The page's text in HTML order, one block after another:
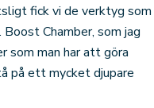
fick vi de verktyg som
Chamber, som jag
som man har att göra
på ett mycket djupare